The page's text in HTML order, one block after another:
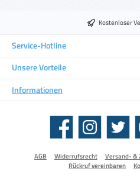
Kostenloser
Service-Hotline
Unsere Vorteile
Informationen
Facebook Instagram Twitter
AGB Widerrufsrecht Versand- &
Rückruf vereinbaren